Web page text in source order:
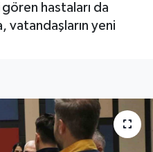
hastaları da
vatandaşların yeni